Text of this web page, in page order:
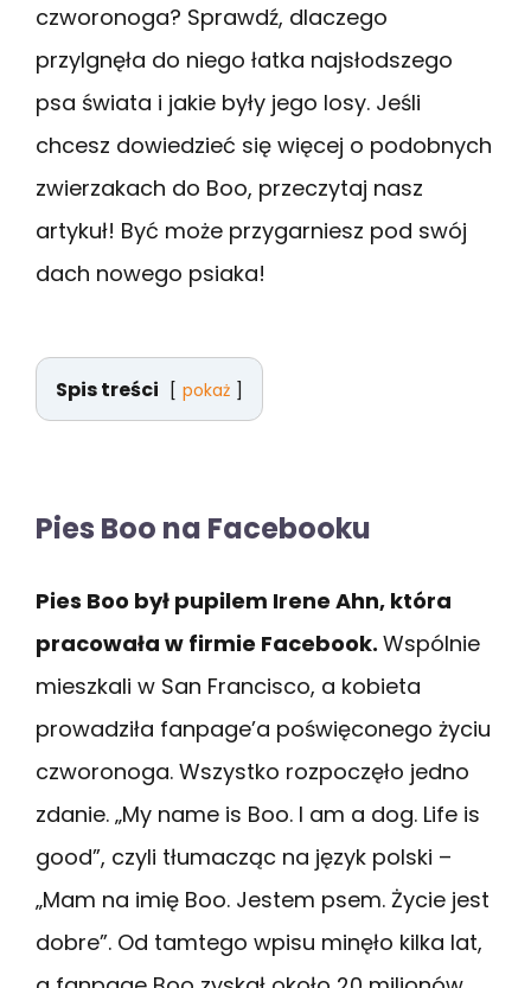
czworonoga? Sprawdź, dlaczego
przylgnęła do niego łatka najsłodszego
psa świata i jakie były jego losy. Jeśli
chcesz dowiedzieć się więcej o podobnych
zwierzakach do Boo, przeczytaj nasz
artykuł! Być może przygarniesz pod swój
dach nowego psiaka!
Spis treści pokaż
Pies Boo na Facebooku
Pies Boo był pupilem Irene Ahn, która
pracowała w firmie Facebook. Wspólnie
mieszkali w San Francisco, a kobieta
prowadziła fanpage’a poświęconego życiu
czworonoga. Wszystko rozpoczęło jedno
zdanie. „My name is Boo. I am a dog. Life is
good”, czyli tłumacząc na język polski –
„Mam na imię Boo. Jestem psem. Życie jest
dobre”. Od tamtego wpisu minęło kilka lat,